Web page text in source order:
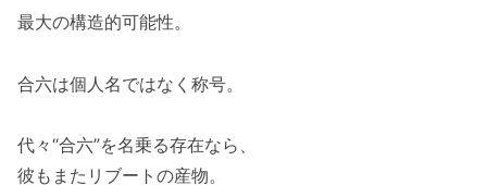
最大の構造的可能性。
合六は個人名ではなく称号。
代々“合六”を名乗る存在なら、
彼もまたリブートの産物。